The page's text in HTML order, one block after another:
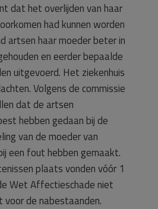
dat het overlijden van haar
had kunnen worden
artsen haar moeder beter in
en eerder bepaalde
uitgevoerd. Het ziekenhuis
Volgens de commissie
dat de artsen
hebben gedaan bij de
van de moeder van
een fout hebben gemaakt.
plaats vonden vóór 1
Wet Affectieschade niet
de nabestaanden.